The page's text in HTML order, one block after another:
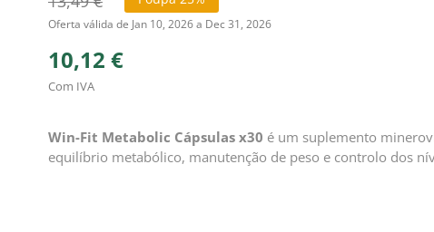
Oferta válida de Jan 10, 2026 a Dec 31, 2026
10,12 €
Com IVA
Win-Fit Metabolic Cápsulas x30 é um suplemento
equilíbrio metabólico, manutenção de peso e controlo dos